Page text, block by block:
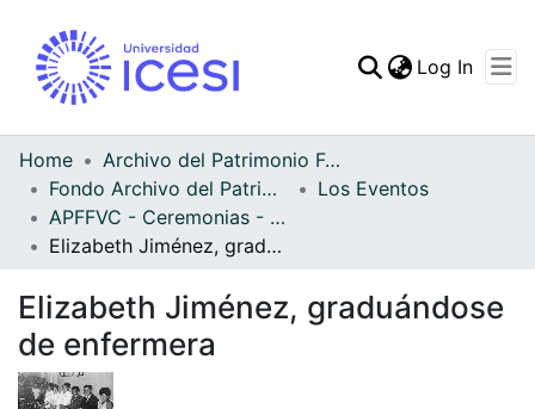
Statistics
Log In
Home
Archivo del Patrimonio Fotográfico y Fílmico del Valle del Cauca
Fondo Archivo del Patrimonio Fotográfico y Fílmico del Valle del Cauca
Los Eventos
APFFVC - Ceremonias - Patrimonial
Elizabeth Jiménez, graduándose de enfermera
Elizabeth Jiménez, graduándose
de enfermera